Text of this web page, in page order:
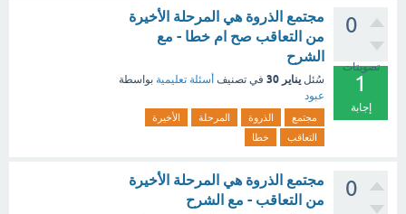
0
تصويتات
1
إجابة
مجتمع الذروة هي المرحلة الأخيرة
من التعاقب صح ام خطا - مع
الشرح
سُئل يناير 30 في تصنيف أسئلة تعليمية بواسطة
عبود
مجتمع الذروة المرحلة
الأخيرة
التعاقب
خطا
0
مجتمع الذروة هي المرحلة الأخيرة
من التعاقب - مع الشرح